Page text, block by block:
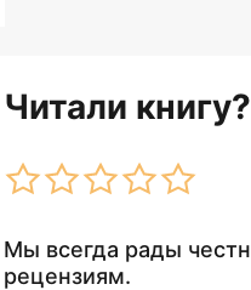
Читали
Мы всегда рады
рецензиям.